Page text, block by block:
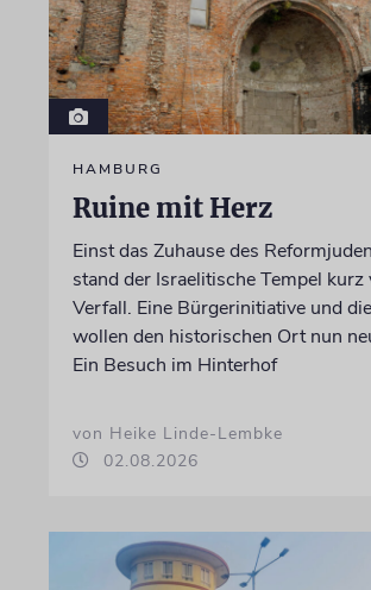
HAMBURG
Ruine mit Herz
Einst das Zuhause des
stand der Israelitische Tempel kurz
Verfall. Eine Bürgerinitiative und
wollen den historischen Ort nun
Ein Besuch im Hinterhof
von Heike Linde-Lembke
02.08.2026